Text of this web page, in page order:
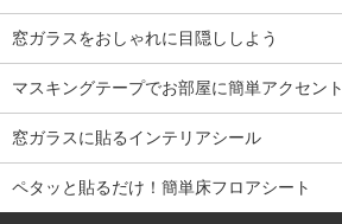
窓ガラスをおしゃれに目隠ししよう
マスキングテープでお部屋に簡単アクセント
窓ガラスに貼るインテリアシール
ペタッと貼るだけ！簡単床フロアシート